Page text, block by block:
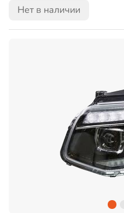
Нет в наличии